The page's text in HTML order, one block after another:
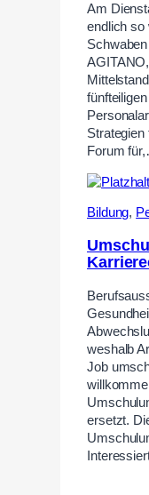
Am
endlich so
Strategien
Forum
Bildung,
weshalb
Job
ersetzt.